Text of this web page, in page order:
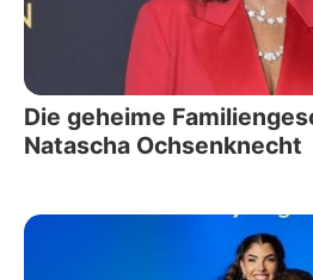
Die geheime
Natascha Ochsenknecht